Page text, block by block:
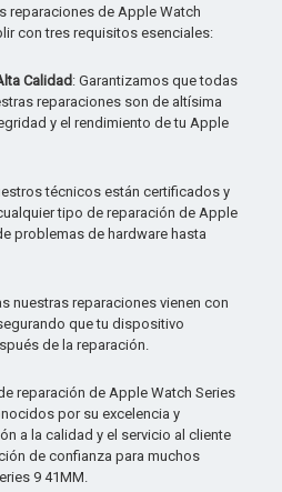
reparaciones de Apple Watch
con tres requisitos esenciales:
Calidad: Garantizamos que todas
reparaciones son de altísima
y el rendimiento de tu Apple
técnicos están certificados y
tipo de reparación de Apple
problemas de hardware hasta
nuestras reparaciones vienen con
que tu dispositivo
de la reparación.
reparación de Apple Watch Series
por su excelencia y
a la calidad y el servicio al cliente
de confianza para muchos
9 41MM.